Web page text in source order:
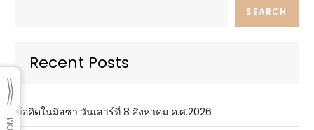
SEARCH
Recent Posts
ข้อคิดในมิสซา วันเสาร์ที่ 8 สิงหาคม ค.ศ.2026